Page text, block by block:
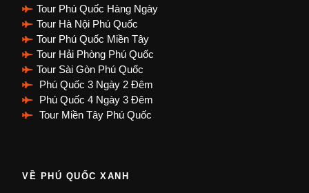
Tour Phú Quốc Hàng Ngày
Tour Hà Nội Phú Quốc
Tour Phú Quốc Miền Tây
Tour Hải Phòng Phú Quốc
Tour Sài Gòn Phú Quốc
Phú Quốc 3 Ngày 2 Đêm
Phú Quốc 4 Ngày 3 Đêm
Tour Miền Tây Phú Quốc
VỀ PHÚ QUỐC XANH